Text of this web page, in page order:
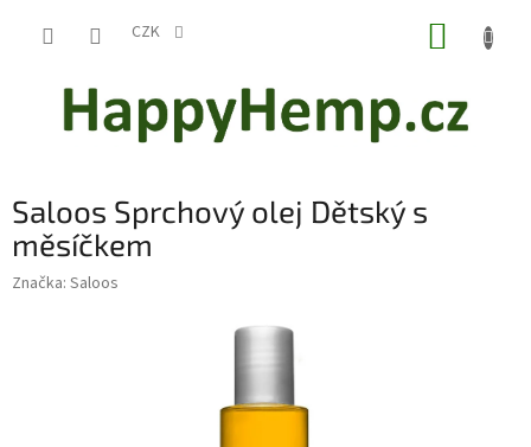
CZK
Saloos Sprchový olej Dětský s
měsíčkem
Značka: Saloos